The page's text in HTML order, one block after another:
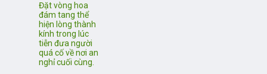
Đặt vòng hoa
đám tang thể
hiện lòng thành
kính trong lúc
tiễn đưa người
quá cố về nơi an
nghỉ cuối cùng.